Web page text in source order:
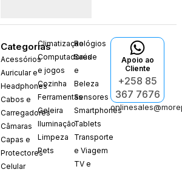
Categorias
Acessórios
Auricular e
Headphones
Cabos e
Carregadores
Câmaras
Capas e
Protectores
Celular
Climatização
Computadores
e jogos
Cozinha
Ferramentas
Geleira
Iluminação
Limpeza
Pets
Relógios
Saúde
e
Beleza
Sensores
Smartphones
Tablets
Transporte
e Viagem
TV e
Apoio ao
Cliente
+258 85
367 7676